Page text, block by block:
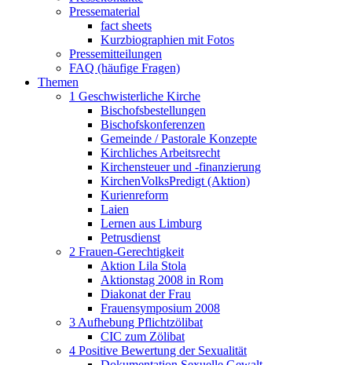
Pressematerial
fact sheets
Kurzbiographien mit Fotos
Pressemitteilungen
FAQ (häufige Fragen)
Themen
1 Geschwisterliche Kirche
Bischofsbestellungen
Bischofskonferenzen
Gemeinde / Pastorale Konzepte
Kirchliches Arbeitsrecht
Kirchensteuer und -finanzierung
KirchenVolksPredigt (Aktion)
Kurienreform
Laien
Lernen aus Limburg
Petrusdienst
2 Frauen-Gerechtigkeit
Aktion Lila Stola
Aktionstag 2008 in Rom
Diakonat der Frau
Frauensymposium 2008
3 Aufhebung Pflichtzölibat
CIC zum Zölibat
4 Positive Bewertung der Sexualität